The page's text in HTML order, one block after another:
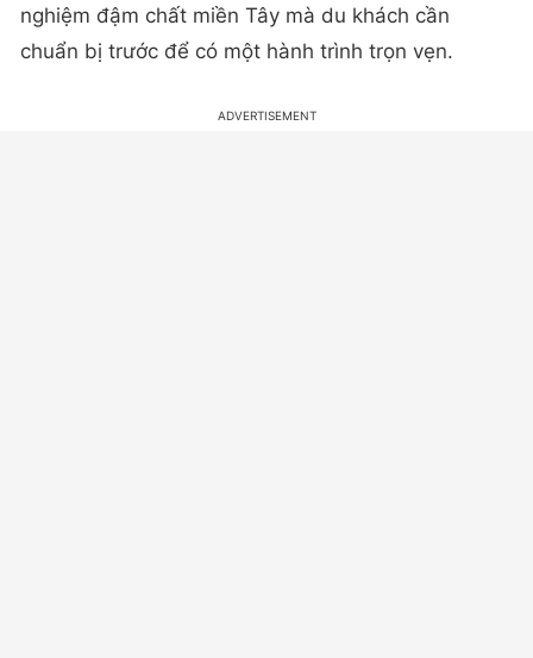
nghiệm đậm chất miền Tây mà du khách cần
chuẩn bị trước để có một hành trình trọn vẹn.